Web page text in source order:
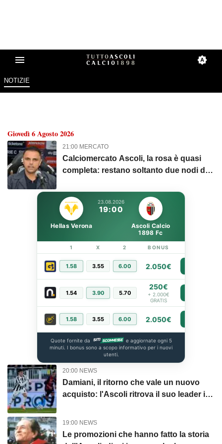
NOTIZIE
TuttoAscoliCalcio.it: Tutte le
Giovedì 6 Agosto 2026
21:00 MERCATO
Calciomercato Ascoli, la rosa è quasi
completa: restano soltanto due nodi da
23.08.2026
19:00
Hellas Verona
Ascoli Calcio
1898 Fc
1 X 2 BONUS
1.58 3.55 6.00 2.050€
1.54 3.90 5.70
250€
+ 2.000€
GRATIS
1.58 3.55 6.00 2.050€
Quote fornite da
e aggiornate ogni 5
minuti. I bonus sono a scopo informativo per i nuovi
utenti.
20:00 NEWS
Damiani, il ritorno che vale un nuovo
acquisto: l'Ascoli ritrova il suo leader in
19:00 NEWS
Le promozioni che hanno fatto la storia